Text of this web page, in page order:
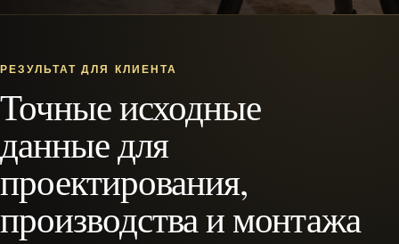
РЕЗУЛЬТАТ ДЛЯ КЛИЕНТА
Точные исходные
данные для
проектирования,
производства и монтажа